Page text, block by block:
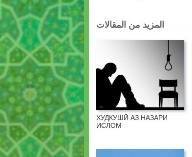
المزيد من المقالات
ХУДКУШӢ АЗ НАЗАРИ
ИСЛОМ